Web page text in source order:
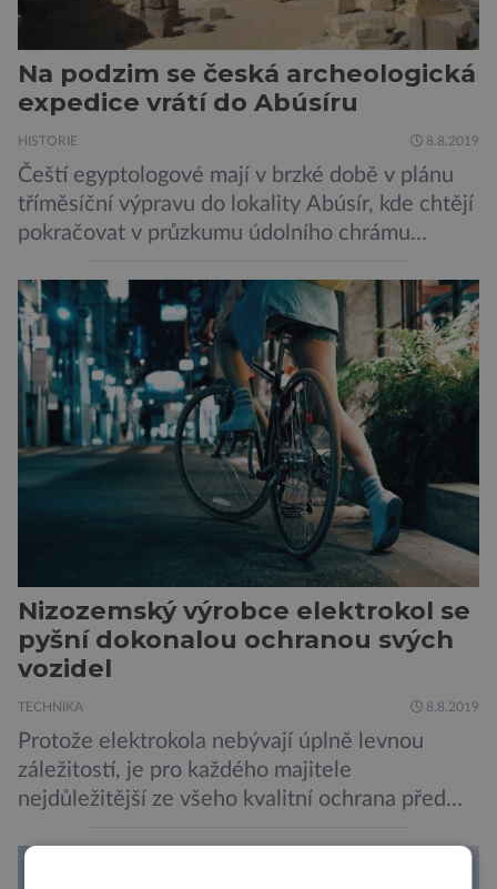
Na podzim se česká archeologická
expedice vrátí do Abúsíru
HISTORIE 8.8.2019
Čeští egyptologové mají v brzké době v plánu
tříměsíční výpravu do lokality Abúsír, kde chtějí
pokračovat v průzkumu údolního chrámu
Ceje. Lucie Jirásková z Českého
egyptologického ústavu FF UK řekla, že je
v plánu také zpracování vykopaných předmětů.
„V průběhu výzkumů není moc času na
zpracování nálezů. Necháváme si na to tedy
měsíc, kdy […]
Nizozemský výrobce elektrokol se
pyšní dokonalou ochranou svých
vozidel
TECHNIKA 8.8.2019
Protože elektrokola nebývají úplně levnou
záležitostí, je pro každého majitele
nejdůležitější ze všeho kvalitní ochrana před
výrobce kol VanMoof, který bez mrknutí oka